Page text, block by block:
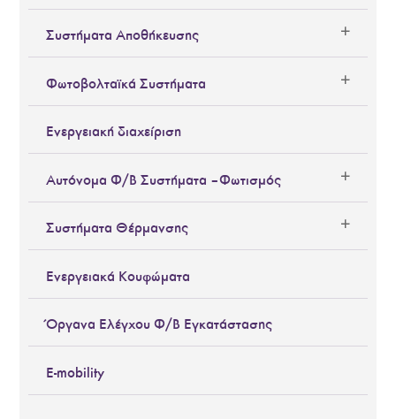
Συστήματα Αποθήκευσης
Φωτοβολταϊκά Συστήματα
Ενεργειακή διαχείριση
Αυτόνομα Φ/Β Συστήματα – Φωτισμός
Συστήματα Θέρμανσης
Ενεργειακά Κουφώματα
Όργανα Ελέγχου Φ/Β Εγκατάστασης
E-mobility